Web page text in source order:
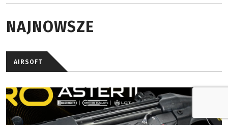
NAJNOWSZE
AIRSOFT